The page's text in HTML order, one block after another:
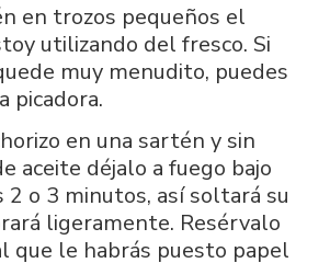
en trozos pequeños el
utilizando del fresco. Si
muy menudito, puedes
picadora.
en una sartén y sin
aceite déjalo a fuego bajo
2 o 3 minutos, así soltará su
ligeramente. Resérvalo
que le habrás puesto papel